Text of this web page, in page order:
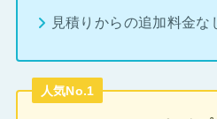
見積りからの追加料金な
人気No.1